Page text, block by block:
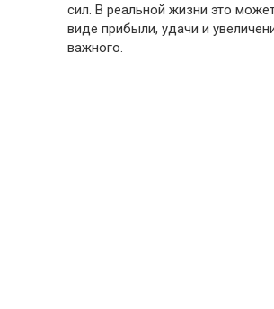
сил. В реальной жизни это
виде прибыли, удачи и
важного.